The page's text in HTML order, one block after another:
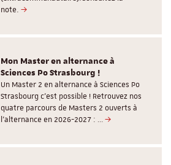
note.
Mon Master en alternance à
Sciences Po Strasbourg !
Un Master 2 en alternance à Sciences Po
Strasbourg c'est possible ! Retrouvez nos
quatre parcours de Masters 2 ouverts à
l'alternance en 2026-2027 : …